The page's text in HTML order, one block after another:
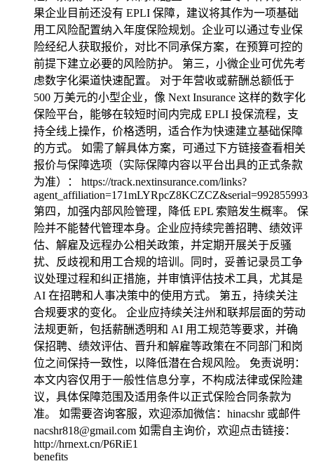
果企业目前还没有 EPLI 保障，建议将其作为一项基础
用工风险配置纳入年度保险规划。企业可以通过专业保
险经纪人获取报价，对比不同承保方案，在预算可控的
前提下建立必要的风险防护。 第三，小微企业可优先考
虑数字化渠道快速配置。 对于年营收或薪酬总额低于
500 万美元的小型企业，像 Next Insurance 这样的数字化
保险平台，能够在较短时间内完成 EPLI 投保流程，支
持全线上操作，价格透明，适合作为快速建立基础保障
的方式。 如需了解具体方案，可通过下方链接查看相关
报价与保障选项（实际保障内容以平台出具的正式条款
为准）： https://track.nextinsurance.com/links?
第四，加强内部风险管理，降低 EPL 索赔发生概率。 保
险并不能替代管理本身。企业应持续完善招聘、绩效评
估、解雇及远程办公相关政策，并定期开展关于反骚
扰、反歧视和用工合规的培训。同时，妥善记录员工争
议处理过程和纠正措施，并审慎评估技术工具，尤其是
AI 在招聘和人事决策中的使用方式。 第五，持续关注
合规要求的变化。 企业应持续关注州和联邦层面的劳动
法规更新，包括薪酬透明和 AI 用工规范等要求，并确
保招聘、绩效评估、晋升和解雇等政策在不同部门和岗
位之间保持一致性，以降低潜在合规风险。 免责说明：
本文内容仅用于一般性信息分享，不构成法律或保险建
议，具体保障范围及适用条件以正式保险合同条款为
准。 如需要咨询客服，欢迎添加微信：hinacshr 或邮件
nacshr818@gmail.com 如需自主询价，欢迎点击链接：
http://hrnext.cn/P6RiE1
benefits